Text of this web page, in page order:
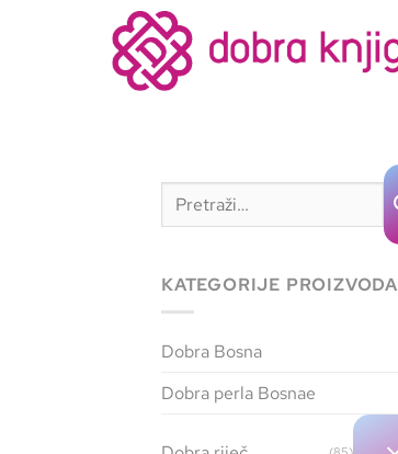
KATEGORIJE PROIZVODA
Dobra Bosna
Dobra perla Bosnae